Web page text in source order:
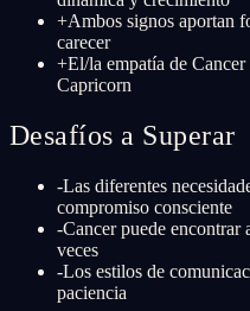
+Ambos signos aportan
carecer
+El/la empatía de
Capricorn
Desafíos a Superar
-Las diferentes
compromiso consciente
-Cancer puede
veces
-Los estilos de
paciencia